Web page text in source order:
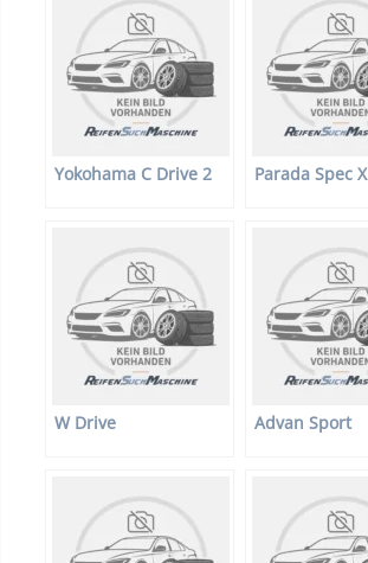
Yokohama C Drive 2 Parada Spec X
W Drive Advan Sport